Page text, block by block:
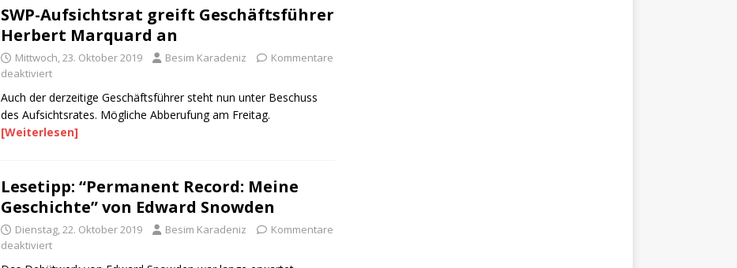
SWP-Aufsichtsrat greift Geschäftsführer
Herbert Marquard an
Mittwoch, 23. Oktober 2019 Besim Karadeniz
Kommentare
deaktiviert
Auch der derzeitige Geschäftsführer steht nun unter Beschuss
des Aufsichtsrates. Mögliche Abberufung am Freitag.
[Weiterlesen]
Lesetipp: “Permanent Record: Meine
Geschichte” von Edward Snowden
Dienstag, 22. Oktober 2019 Besim Karadeniz
Kommentare
deaktiviert